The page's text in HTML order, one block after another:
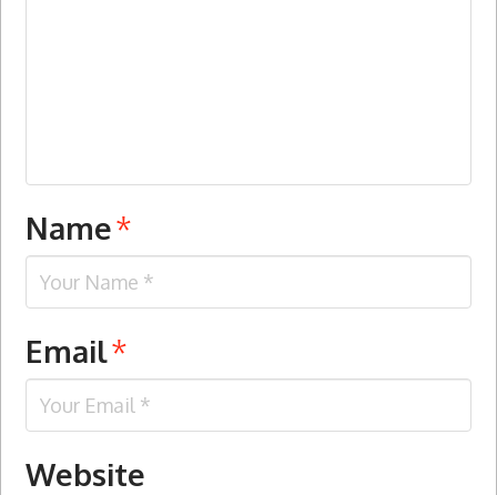
Name*
Email*
Website